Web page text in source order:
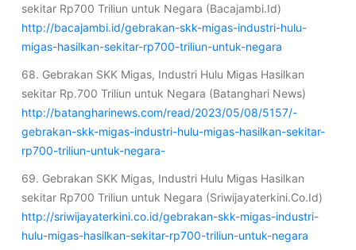
sekitar Rp700 Triliun untuk Negara (Bacajambi.Id)
http://bacajambi.id/gebrakan-skk-migas-industri-hulu-
migas-hasilkan-sekitar-rp700-triliun-untuk-negara
68. Gebrakan SKK Migas, Industri Hulu Migas Hasilkan
sekitar Rp.700 Triliun untuk Negara (Batanghari News)
http://batangharinews.com/read/2023/05/08/5157/-
gebrakan-skk-migas-industri-hulu-migas-hasilkan-sekitar-
rp700-triliun-untuk-negara-
69. Gebrakan SKK Migas, Industri Hulu Migas Hasilkan
sekitar Rp700 Triliun untuk Negara (Sriwijayaterkini.Co.Id)
http://sriwijayaterkini.co.id/gebrakan-skk-migas-industri-
hulu-migas-hasilkan-sekitar-rp700-triliun-untuk-negara